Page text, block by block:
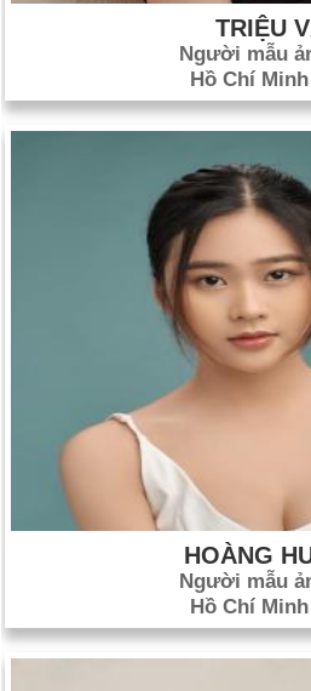
TRIỆU
Người mẫu
Hồ Chí Minh
HOÀNG
Người mẫu
Hồ Chí Minh